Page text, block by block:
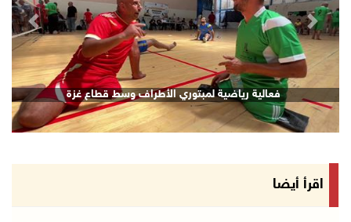
فعالية رياضية لمبتوري الأطراف وسط قطاع غزة
Next
اقرأ أيضا